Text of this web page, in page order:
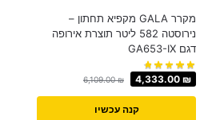
מקרר GALA מקפיא תחתון –
נירוסטה 582 ליטר תוצרת אירופה
דגם GA653-IX
6,109.00₪ 4,333.00 ₪
קנה עכשיו